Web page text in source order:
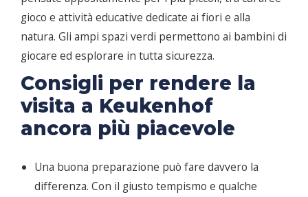
gioco e attività educative dedicate ai fiori e alla
natura. Gli ampi spazi verdi permettono ai bambini di
giocare ed esplorare in tutta sicurezza.
Consigli per rendere la
visita a Keukenhof
ancora più piacevole
Una buona preparazione può fare davvero la
differenza. Con il giusto tempismo e qualche